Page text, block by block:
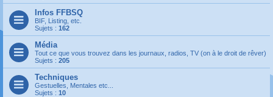
Infos FFBSQ
BIF, Listing, etc.
Sujets : 162
Média
Tout ce que vous trouvez dans les journaux, radios, TV (on à le droit de rêver)
Sujets : 205
Techniques
Gestuelles, Mentales etc...
Sujets : 10